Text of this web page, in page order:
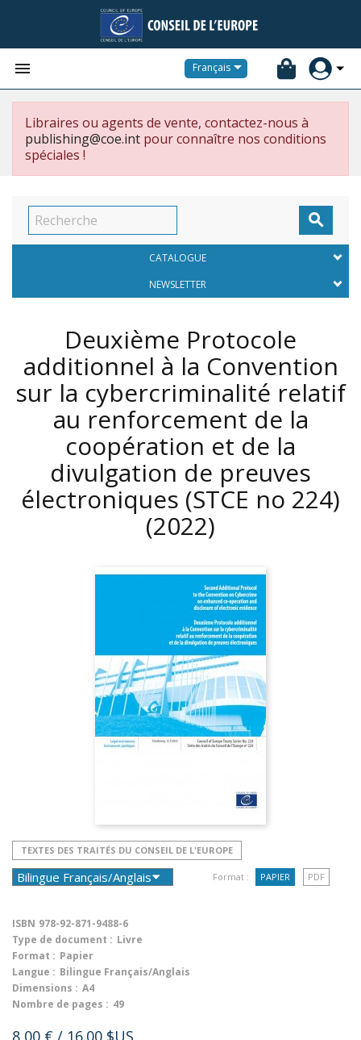
 Français
Libraires ou agents de vente, contactez-nous à
publishing@coe.int pour connaître nos conditions
spéciales !

CATALOGUE
NEWSLETTER
Deuxième Protocole
additionnel à la Convention
sur la cybercriminalité relatif
au renforcement de la
coopération et de la
divulgation de preuves
électroniques (STCE no 224)
(2022)
TEXTES DES TRAITÉS DU CONSEIL DE L'EUROPE
Format : PAPIER PDF
ISBN 978-92-871-9488-6
Type de document : Livre
Format : Papier
Langue : Bilingue Français/Anglais
Dimensions : A4
Nombre de pages : 49
8,00 € / 16.00 $US